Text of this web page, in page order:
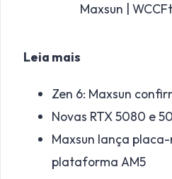
Maxsun |
Leia mais
Zen 6: Maxsun
Novas RTX 5080 e
Maxsun lança
plataforma AM5